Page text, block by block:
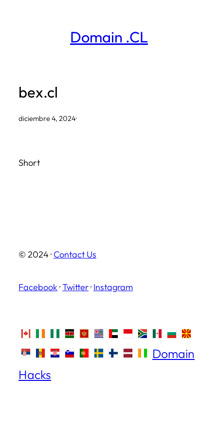
Domain .CL
bex.cl
diciembre 4, 2024·
Short
© 2024 · Contact Us
Facebook ·Twitter· Instagram
Domain
Hacks